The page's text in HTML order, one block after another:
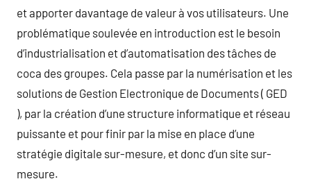
et apporter davantage de valeur à vos utilisateurs. Une
problématique soulevée en introduction est le besoin
d’industrialisation et d’automatisation des tâches de
coca des groupes. Cela passe par la numérisation et les
solutions de Gestion Electronique de Documents ( GED
), par la création d’une structure informatique et réseau
puissante et pour finir par la mise en place d’une
stratégie digitale sur-mesure, et donc d’un site sur-
mesure.